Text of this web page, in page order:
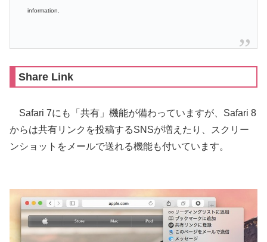
information.
Share Link
Safari 7にも「共有」機能が備わっていますが、Safari 8
からは共有リンクを投稿するSNSが増えたり、スクリー
ンショットをメールで送れる機能も付いています。